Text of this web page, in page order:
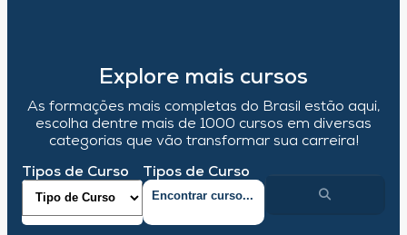
Explore mais cursos
As formações mais completas do Brasil estão aqui,
escolha dentre mais de 1000 cursos em diversas
categorias que vão transformar sua carreira!
Tipos de Curso Tipos de Curso